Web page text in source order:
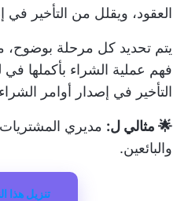
العقود، ويقلل من التأخير في
يتم تحديد كل مرحلة بوضوح،
فهم عملية الشراء بأكملها
التأخير في إصدار أوامر
🌟 مثالي ل: مديري
والبائعين.
تنزيل هذا